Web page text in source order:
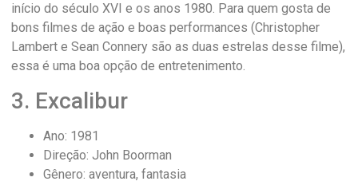
início do século XVI e os anos 1980. Para quem gosta de
bons filmes de ação e boas performances (Christopher
Lambert e Sean Connery são as duas estrelas desse filme),
essa é uma boa opção de entretenimento.
3. Excalibur
Ano: 1981
Direção: John Boorman
Gênero: aventura, fantasia